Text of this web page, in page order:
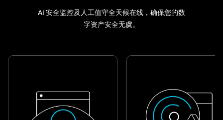
AI 安全监控及人工值守全天候在线，确保您的数
字资产安全无虞。